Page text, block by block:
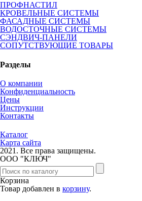
ПРОФНАСТИЛ
КРОВЕЛЬНЫЕ СИСТЕМЫ
ФАСАДНЫЕ СИСТЕМЫ
ВОДОСТОЧНЫЕ СИСТЕМЫ
СЭНДВИЧ-ПАНЕЛИ
СОПУТСТВУЮЩИЕ ТОВАРЫ
Разделы
О компании
Конфиденциальность
Цены
Инструкции
Контакты
Каталог
Карта сайта
2021. Все права защищены.
ООО "КЛЮЧ"
Корзина
Товар добавлен в корзину.